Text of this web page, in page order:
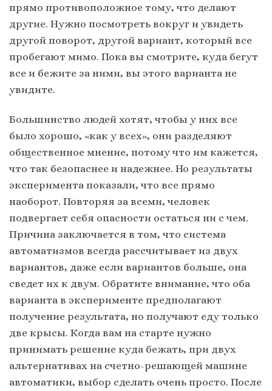
прямо противоположное тому, что делают
другие. Нужно посмотреть вокруг и увидеть
другой поворот, другой вариант, который все
пробегают мимо. Пока вы смотрите, куда бегут
все и бежите за ними, вы этого варианта не
увидите.
Большинство людей хотят, чтобы у них все
было хорошо, «как у всех», они разделяют
общественное мнение, потому что им кажется,
что так безопаснее и надежнее. Но результаты
эксперимента показали, что все прямо
наоборот. Повторяя за всеми, человек
подвергает себя опасности остаться ни с чем.
Причина заключается в том, что система
автоматизмов всегда рассчитывает из двух
вариантов, даже если вариантов больше, она
сведет их к двум. Обратите внимание, что оба
варианта в эксперименте предполагают
получение результата, но получают еду только
две крысы. Когда вам на старте нужно
принимать решение куда бежать, при двух
альтернативах на счетно-решающей машине
автоматики, выбор сделать очень просто. После